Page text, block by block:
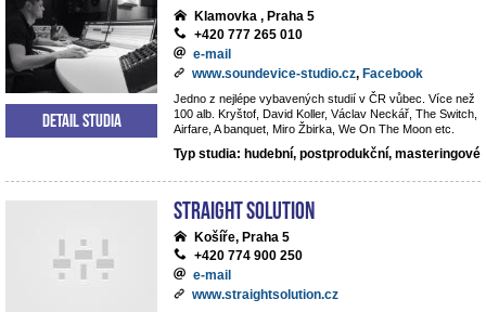
Klamovka , Praha 5
+420 777 265 010
e-mail
www.soundevice-studio.cz, Facebook
Jedno z nejlépe vybavených studií v ČR vůbec. Více než
100 alb. Kryštof, David Koller, Václav Neckář, The Switch,
Airfare, A banquet, Miro Žbirka, We On The Moon etc.
Typ studia: hudební, postprodukční, masteringové
Detail studia
Straight Solution
Košíře, Praha 5
+420 774 900 250
e-mail
www.straightsolution.cz